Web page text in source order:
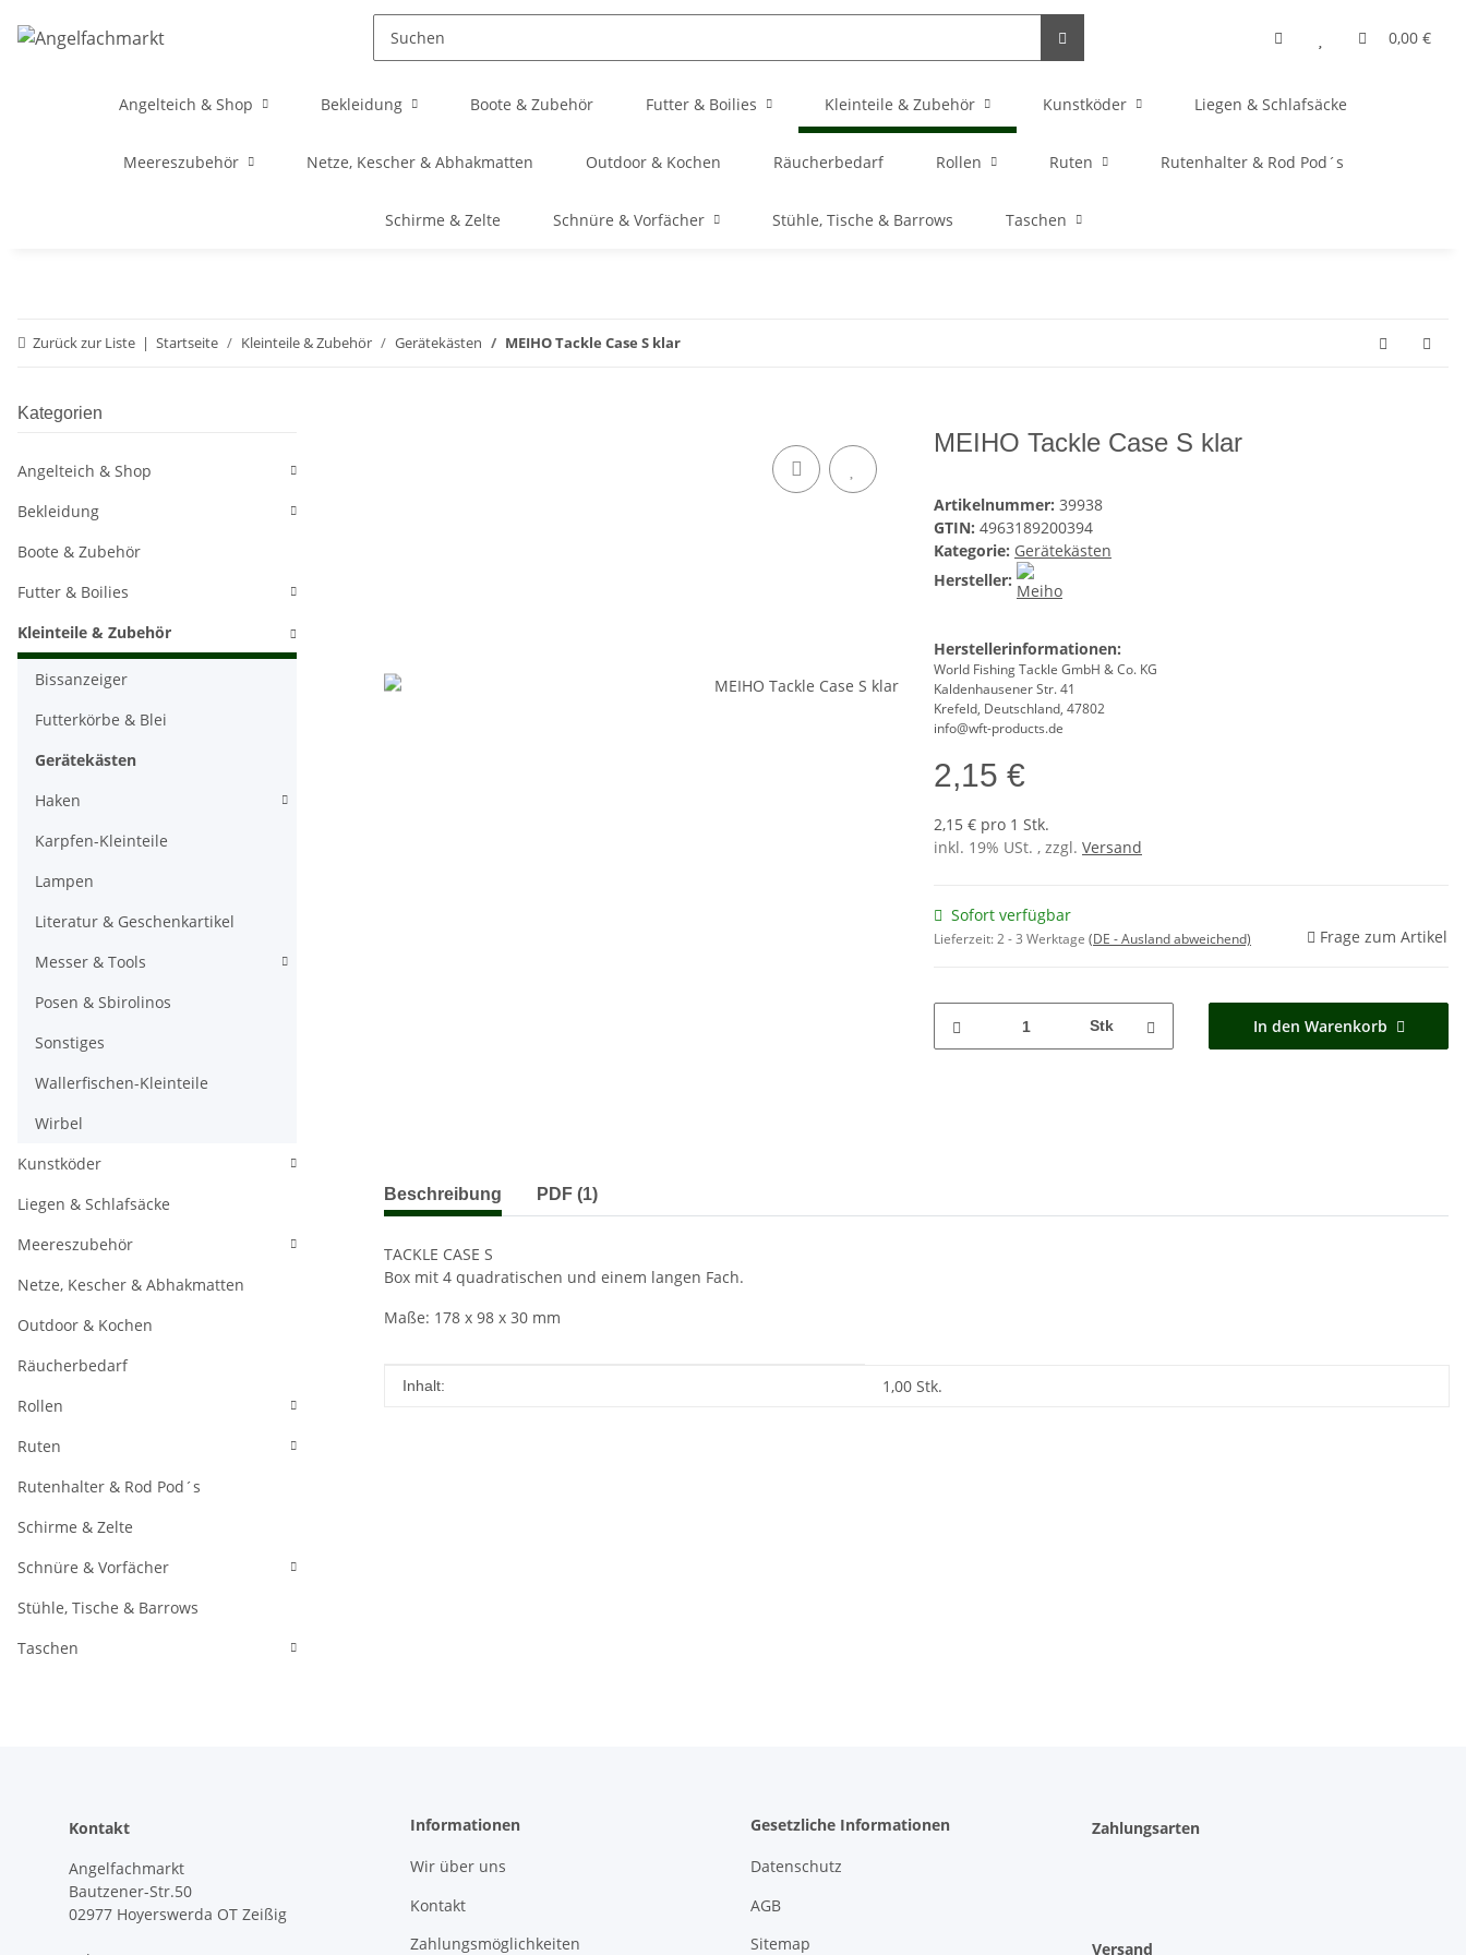
0,00 €
Angelteich & Shop Bekleidung Boote & Zubehör Futter & Boilies Kleinteile & Zubehör Kunstköder Liegen & Schlafsäcke
Meereszubehör Netze, Kescher & Abhakmatten Outdoor & Kochen Räucherbedarf Rollen Ruten Rutenhalter & Rod Pod´s
Schirme & Zelte Schnüre & Vorfächer Stühle, Tische & Barrows Taschen
Zurück zur Liste Startseite Kleinteile & Zubehör Gerätekästen MEIHO Tackle Case S klar
MEIHO Tackle Case S klar
Artikelnummer: 39938
GTIN: 4963189200394
Kategorie: Gerätekästen
Hersteller:
Herstellerinformationen:
World Fishing Tackle GmbH & Co. KG
Kaldenhausener Str. 41
Krefeld, Deutschland, 47802
info@wft-products.de
2,15 €
2,15 € pro 1 Stk.
inkl. 19% USt. , zzgl. Versand
Sofort verfügbar
Lieferzeit:2 - 3 Werktage (DE - Ausland abweichend) Frage zum Artikel
Stk In den Warenkorb
weitere Registerkarten anzeigen
Beschreibung PDF (1)
TACKLE CASE S
Box mit 4 quadratischen und einem langen Fach.
Maße: 178 x 98 x 30 mm
Produkteigenschaft
Wert
Inhalt: 1,00 Stk.
Kategorien
Angelteich & Shop
Bekleidung
Boote & Zubehör
Futter & Boilies
Kleinteile & Zubehör
Bissanzeiger
Futterkörbe & Blei
Gerätekästen
Haken
Karpfen-Kleinteile
Lampen
Literatur & Geschenkartikel
Messer & Tools
Posen & Sbirolinos
Sonstiges
Wallerfischen-Kleinteile
Wirbel
Kunstköder
Liegen & Schlafsäcke
Meereszubehör
Netze, Kescher & Abhakmatten
Outdoor & Kochen
Räucherbedarf
Rollen
Ruten
Rutenhalter & Rod Pod´s
Schirme & Zelte
Schnüre & Vorfächer
Stühle, Tische & Barrows
Taschen
Kontakt
Angelfachmarkt
Bautzener-Str.50
02977 Hoyerswerda OT Zeißig
Informationen
Wir über uns
Kontakt
Zahlungsmöglichkeiten
Gesetzliche Informationen
Datenschutz
AGB
Sitemap
Zahlungsarten
Versand